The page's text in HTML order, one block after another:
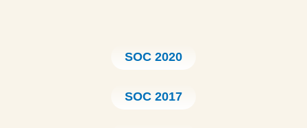
SOC 2020
SOC 2017